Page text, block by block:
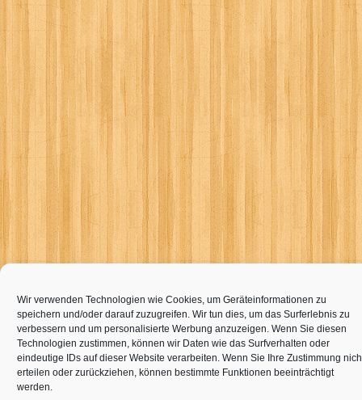
Wir verwenden Technologien wie Cookies, um Geräteinformationen zu
speichern und/oder darauf zuzugreifen. Wir tun dies, um das Surferlebnis zu
verbessern und um personalisierte Werbung anzuzeigen. Wenn Sie diesen
Technologien zustimmen, können wir Daten wie das Surfverhalten oder
eindeutige IDs auf dieser Website verarbeiten. Wenn Sie Ihre Zustimmung
erteilen oder zurückziehen, können bestimmte Funktionen beeinträchtigt
werden.